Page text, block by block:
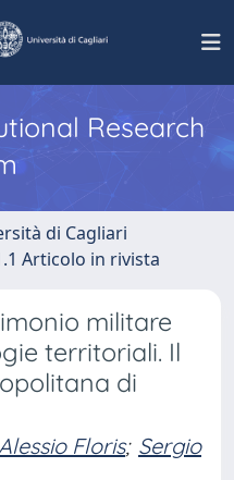
Research
di Cagliari
Articolo in rivista
militare
territoriali. Il
di
Floris; Sergio